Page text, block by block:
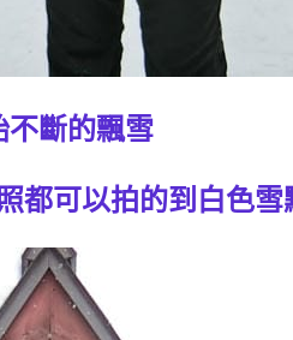
不斷的飄雪
都可以拍的到白色雪